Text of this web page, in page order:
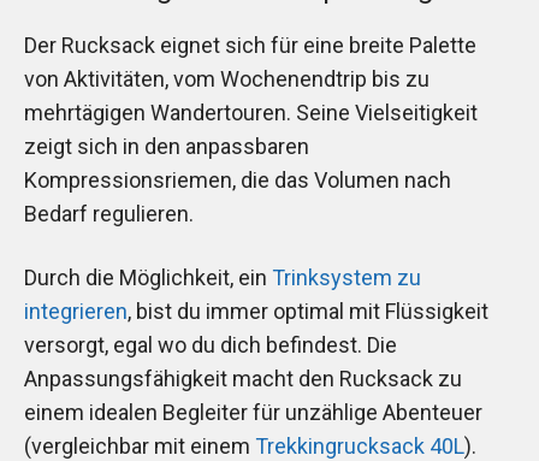
Der Rucksack eignet sich für eine breite Palette
von Aktivitäten, vom Wochenendtrip bis zu
mehrtägigen Wandertouren. Seine Vielseitigkeit
zeigt sich in den anpassbaren
Kompressionsriemen, die das Volumen nach
Bedarf regulieren.
Durch die Möglichkeit, ein Trinksystem zu
integrieren, bist du immer optimal mit Flüssigkeit
versorgt, egal wo du dich befindest. Die
Anpassungsfähigkeit macht den Rucksack zu
einem idealen Begleiter für unzählige Abenteuer
(vergleichbar mit einem Trekkingrucksack 40L).